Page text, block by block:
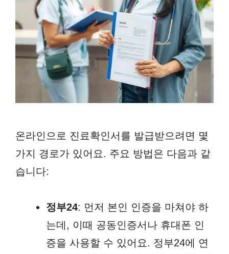
온라인으로 진료확인서를 발급받으려면 몇
가지 경로가 있어요. 주요 방법은 다음과 같
습니다:
정부24: 먼저 본인 인증을 마쳐야 하
는데, 이때 공동인증서나 휴대폰 인
증을 사용할 수 있어요. 정부24에 연